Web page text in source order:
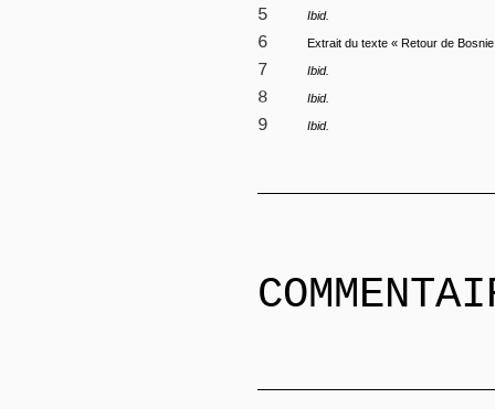
5 Ibid.
6 Extrait du texte « Retour de
7 Ibid.
8 Ibid.
9 Ibid.